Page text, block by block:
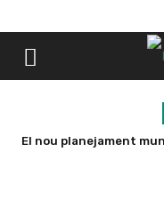
El nou planejament